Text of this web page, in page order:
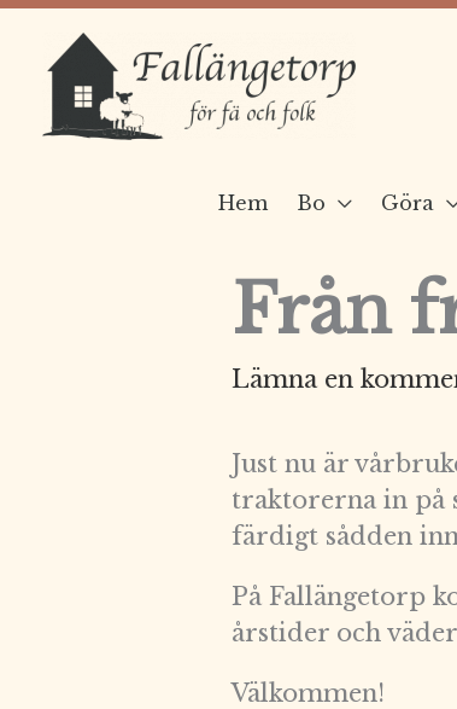
Hoppa
innehåll
Hem Bo Göra
Från
Lämna en
Just nu är
traktorerna in på
färdigt sådden
På Fallängetorp
årstider och
Välkommen!